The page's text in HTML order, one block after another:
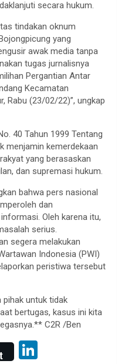
secara hukum.
tindakan oknum
yang
awak media tanpa
tugas jurnalisnya
Pergantian Antar
Kecamatan
Rabu (23/02/22)”, ungkap
40 Tahun 1999 Tentang
menjamin kemerdekaan
yang berasaskan
dan supremasi hukum.
bahwa pers nasional
dan
Oleh karena itu,
serius.
segera melakukan
Indonesia (PWI)
peristiwa tersebut
pihak untuk tidak
bertugas, kasus ini kita
C2R /Ben